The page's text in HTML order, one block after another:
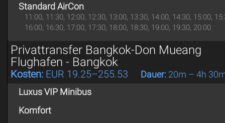
Standard AirCon
11:00, 11:30, 12:00, 12:30, 13:00, 13:30, 14:00, 14:30, 15:00,
16:00, 16:30, 17:00, 17:30, 18:00, 18:30, 19:00, 19:30, 20:00
Privattransfer Bangkok-Don Mueang
Flughafen - Bangkok
Kosten:EUR 19.25–255.53 Dauer:20m – 4h
Luxus VIP Minibus
Komfort